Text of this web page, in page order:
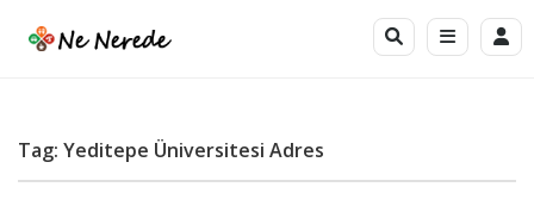
Tag: Yeditepe Üniversitesi Adres